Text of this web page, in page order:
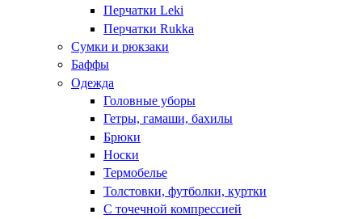
Перчатки Leki
Перчатки Rukka
Сумки и рюкзаки
Баффы
Одежда
Головные уборы
Гетры, гамаши, бахилы
Брюки
Носки
Термобелье
Толстовки, футболки, куртки
С точечной компрессией